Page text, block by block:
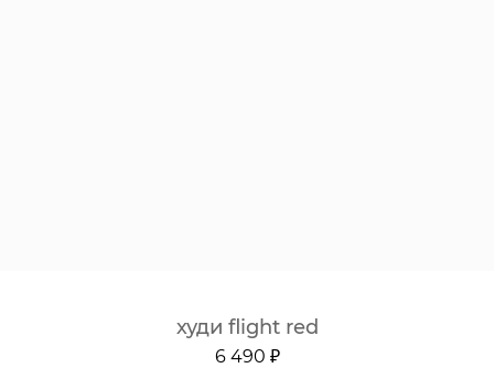
худи flight red
6 490 ₽